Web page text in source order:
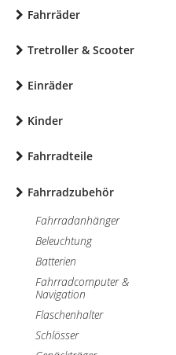
Fahrräder
Tretroller & Scooter
Einräder
Kinder
Fahrradteile
Fahrradzubehör
Fahrradanhänger
Beleuchtung
Batterien
Fahrradcomputer &
Navigation
Flaschenhalter
Schlösser